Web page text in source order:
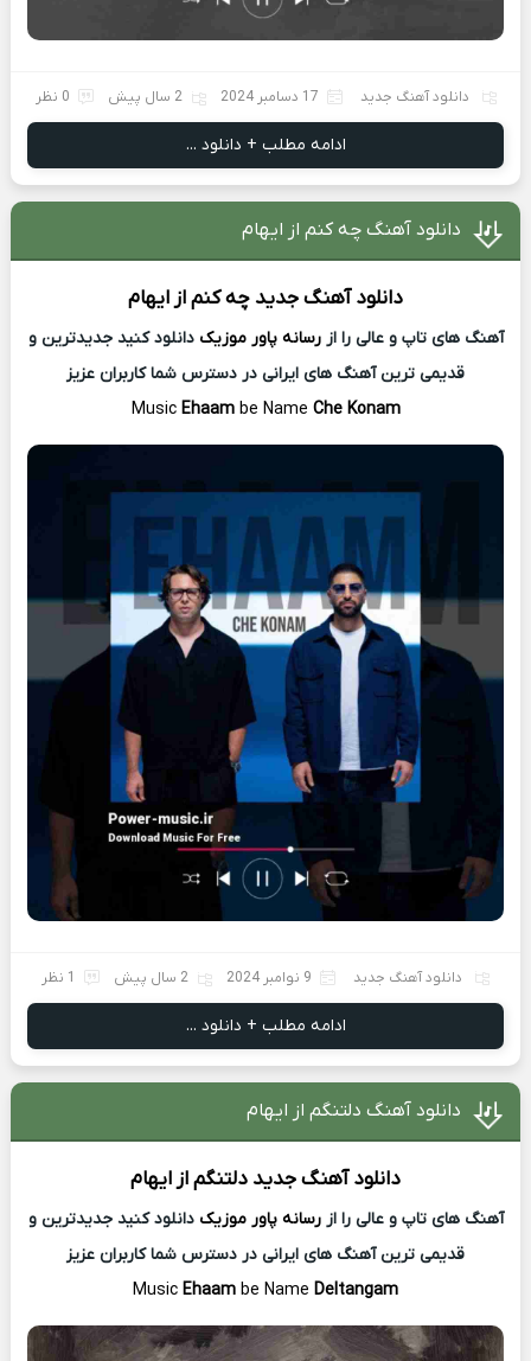
دانلود آهنگ جدید 17 دسامبر 2024 2 سال پیش 0 نظر
ادامه مطلب + دانلود ...
دانلود آهنگ چه کنم از ایهام
دانلود آهنگ جدید چه کنم ازایهام
آهنگ های تاپ و عالی را ازرسانه پاور موزیک دانلود کنید جدیدترین و
قدیمی ترین آهنگ های ایرانی در دسترس شما کاربران عزیز
MusicEhaam be Name Che Konam
دانلود آهنگ جدید 9 نوامبر 2024 2 سال پیش 1 نظر
ادامه مطلب + دانلود ...
دانلود آهنگ دلتنگم از ایهام
دانلود آهنگ جدید دلتنگم ازایهام
آهنگ های تاپ و عالی را ازرسانه پاور موزیک دانلود کنید جدیدترین و
قدیمی ترین آهنگ های ایرانی در دسترس شما کاربران عزیز
Music Ehaam be Name Deltangam